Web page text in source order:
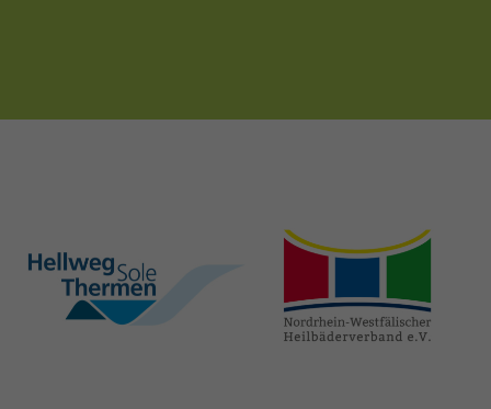
hellweg-sole-
thermen.de
heilbaeder.de